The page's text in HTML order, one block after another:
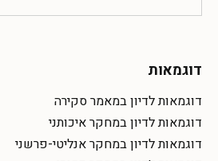
דוגמאות
דוגמאות לדיון במאמר סקירה
דוגמאות לדיון במחקר איכותני
דוגמאות לדיון במחקר אנליטי-פרשני